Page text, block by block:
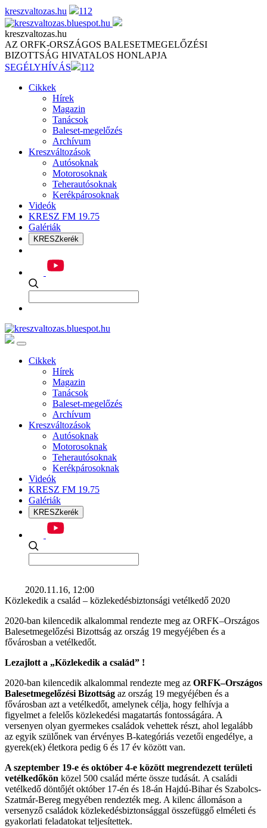
Skip
to
content
kreszvaltozas.hu 112
kreszvaltozas.hu
AZ ORFK-ORSZÁGOS BALESETMEGELŐZÉSI
BIZOTTSÁG HIVATALOS HONLAPJA
SEGÉLYHÍVÁS
112
Cikkek
Hírek
Magazin
Tanácsok
Baleset-megelőzés
Archívum
Kreszváltozások
Autósoknak
Motorosoknak
Teherautósoknak
Kerékpárosoknak
Videók
KRESZ FM 19.75
Galériák
KRESZkerék
Cikkek
Hírek
Magazin
Tanácsok
Baleset-megelőzés
Archívum
Kreszváltozások
Autósoknak
Motorosoknak
Teherautósoknak
Kerékpárosoknak
Videók
KRESZ FM 19.75
Galériák
KRESZkerék
2020.11.16, 12:00
Közlekedik a család – közlekedésbiztonsági vetélkedő 2020
2020-ban kilencedik alkalommal rendezte meg az ORFK–Országos
Balesetmegelőzési Bizottság az ország 19 megyéjében és a
fővárosban a vetélkedőt.
Lezajlott a „Közlekedik a család” !
2020-ban kilencedik alkalommal rendezte meg az ORFK–Országos
Balesetmegelőzési Bizottság az ország 19 megyéjében és a
fővárosban azt a vetélkedőt, amelynek célja, hogy felhívja a
figyelmet a felelős közlekedési magatartás fontosságára. A
versenyen olyan gyermekes családok vehettek részt, ahol legalább
az egyik szülőnek van érvényes B-kategóriás vezetői engedélye, a
gyerek(ek) életkora pedig 6 és 17 év között van.
A szeptember 19-e és október 4-e között megrendezett területi
vetélkedőkön közel 500 család mérte össze tudását. A családi
vetélkedő döntőjét október 17-én és 18-án Hajdú-Bihar és Szabolcs-
Szatmár-Bereg megyében rendezték meg. A kilenc állomáson a
versenyző családok közlekedésbiztonsággal összefüggő elméleti és
gyakorlati feladatokat teljesítettek.